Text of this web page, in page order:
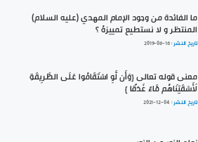
ما الفائدة من وجود الإمام المهدي (عليه السلام)
المنتظر و لا نستطيع تمييزهُ ؟
تاريخ النشر :2019-06-16
معنى قوله تعالى {وَأَن لَّوِ اسْتَقَامُوا عَلَى الطَّرِيقَةِ
لَأَسْقَيْنَاهُم مَّاءً غَدَقًا }
تاريخ النشر : 2021-12-04